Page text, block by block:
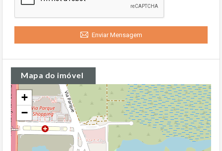
Enviar Mensagem
Mapa do imóvel
+
−